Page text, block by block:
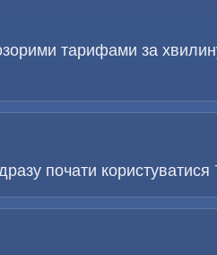
тарифами за
почати користуватися